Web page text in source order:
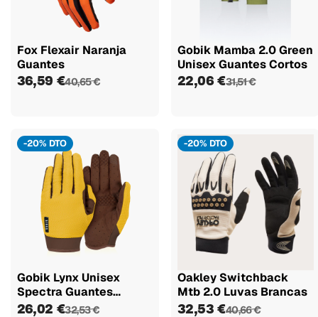
Fox Flexair Naranja
Guantes
36,59 €40,65 €
Gobik Mamba 2.0 Green
Unisex Guantes Cortos
22,06 €31,51 €
-20% DTO
Gobik Lynx Unisex
Spectra Guantes
Largos
26,02 €32,53 €
-20% DTO
Oakley Switchback
Mtb 2.0 Luvas Brancas
32,53 €40,66 €